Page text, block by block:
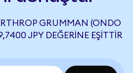
GRUMMAN (ONDO
JPY DEĞERINE EŞITTIR